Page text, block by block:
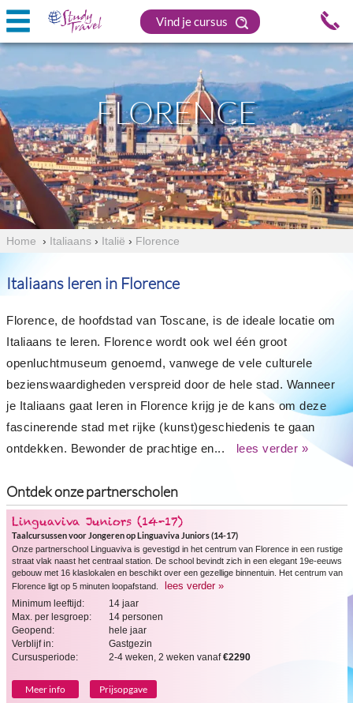
Vind je cursus
FLORENCE
Home › Italiaans › Italië › Florence
Italiaans leren in Florence
Florence, de hoofdstad van Toscane, is de ideale locatie om
Italiaans te leren. Florence wordt ook wel één groot
openluchtmuseum genoemd, vanwege de vele culturele
bezienswaardigheden verspreid door de hele stad. Wanneer
je Italiaans gaat leren in Florence krijg je de kans om deze
fascinerende stad met rijke (kunst)geschiedenis te gaan
ontdekken. Bewonder de prachtige en...
lees verder »
Ontdek onze partnerscholen
Linguaviva Juniors (14-17)
Taalcursussen voor Jongeren op Linguaviva Juniors (14-17)
Onze partnerschool Linguaviva is gevestigd in het centrum van Florence in een rustige
straat vlak naast het centraal station. De school bevindt zich in een elegant 19e-eeuws
gebouw met 16 klaslokalen en beschikt over een gezellige binnentuin. Het centrum van
Florence ligt op 5 minuten loopafstand.
lees verder »
Minimum leeftijd:
14 jaar
Max. per lesgroep:
14 personen
Geopend:
hele jaar
Verblijf in:
Gastgezin
Cursusperiode:
2-4 weken, 2 weken vanaf€2290
Meer info Prijsopgave